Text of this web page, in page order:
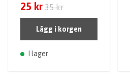
25 kr 35 kr
Lägg i korgen
I lager